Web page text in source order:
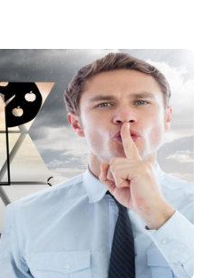
sürekli meşgul olma
alışmamasından
yaşam temposuna sahip
dinlendirici değil,
[…]